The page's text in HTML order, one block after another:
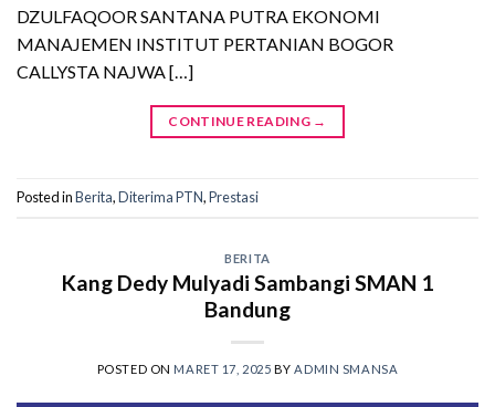
DZULFAQOOR SANTANA PUTRA EKONOMI
MANAJEMEN INSTITUT PERTANIAN BOGOR
CALLYSTA NAJWA […]
CONTINUE READING →
Posted inBerita,Diterima PTN,Prestasi
BERITA
Kang Dedy Mulyadi Sambangi SMAN 1
Bandung
POSTED ON MARET 17, 2025 BYADMIN SMANSA